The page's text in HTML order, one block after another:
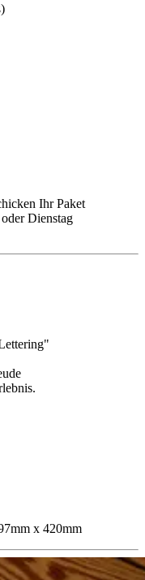
Ihr Paket
Dienstag
x 420mm